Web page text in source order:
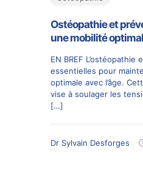
Ostéopathie et
une mobilité
EN BREF
essentielles pour
optimale avec l’âge.
vise à soulager les
[…]
Dr Sylvain Desforges